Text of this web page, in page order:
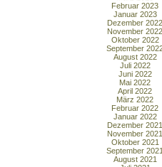
Februar 2023
Januar 2023
Dezember 2022
November 2022
Oktober 2022
September
August 2022
Juli 2022
Juni 2022
Mai 2022
April 2022
März 2022
Februar 2022
Januar 2022
Dezember 2021
November 2021
Oktober 2021
September 2021
August 2021